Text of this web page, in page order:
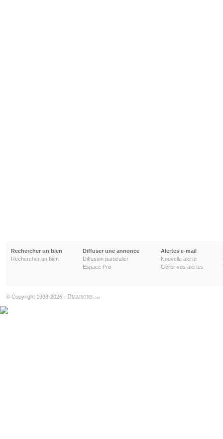
Rechercher un bien
Rechercher un bien
Diffuser une annonce
Diffusion particulier
Espace Pro
Alertes e-mail
Nouvelle alerte
Gérer vos alertes
© Copyright 1998-2026 - DMAISONS .COM